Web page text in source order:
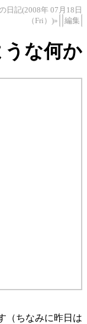
日記(2008年 07月18日
（Fri）)»
編集
うな何か
（ちなみに昨日は